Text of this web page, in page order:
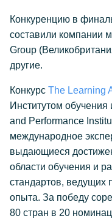
Конкуренцию в
составили компании
Group
другие.
Конкурс The Learning
Институтом
and Performance
международное
выдающиеся
области обучения и
стандартов, ведущих
опыта. За победу
80 стран в 20